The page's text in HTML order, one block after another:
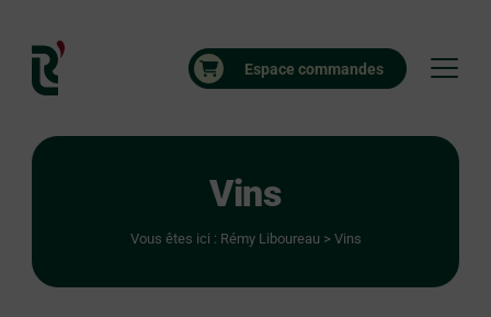
Espace commandes
Vins
Vous êtes ici : Rémy Liboureau > Vins